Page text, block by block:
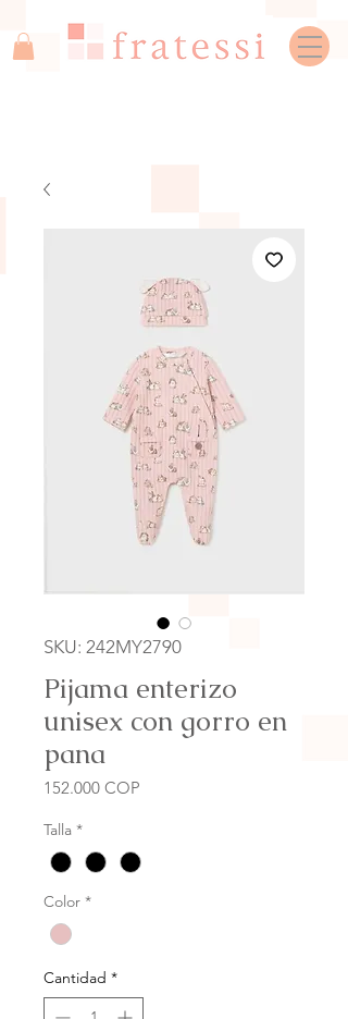
SKU: 242MY2790
Pijama enterizo
unisex con gorro en
pana
152.000 COP
Talla *
Color *
Cantidad *